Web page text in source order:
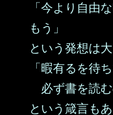
「今より自由
もう」
という発想は
「暇有るを待
必ず書を読む
という箴言もあ